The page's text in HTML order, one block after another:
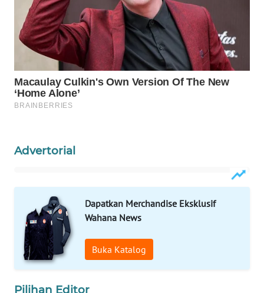
Advertorial
Dapatkan Merchandise Eksklusif
Wahana News
Buka Katalog
Pilihan Editor
WAHANANEWS
NET
WAHANA
WAHANA
UMKM
SELEB
WAHANA
PERSONA
WAHANA
OTOMOTIF
HEALTH